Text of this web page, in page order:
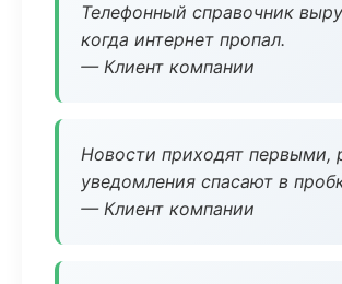
Телефонный справочник
когда интернет пропал.
— Клиент компании
Новости приходят первыми,
уведомления спасают в
— Клиент компании